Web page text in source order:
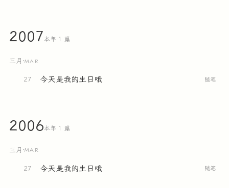
2007本年 1 篇
三月 ·MAR
27 今天是我的生日哦 随笔
2006本年 1 篇
三月 ·MAR
27 今天是我的生日哦 随笔